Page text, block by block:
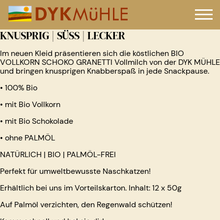
KNUSPRIG | SÜSS | LECKER
Im neuen Kleid präsentieren sich die köstlichen BIO
VOLLKORN SCHOKO GRANETTI Vollmilch von der DYK MÜHLE
und bringen knusprigen Knabberspaß in jede Snackpause.
• 100% Bio
• mit Bio Vollkorn
• mit Bio Schokolade
• ohne PALMÖL
NATÜRLICH | BIO | PALMÖL-FREI
Perfekt für umweltbewusste Naschkatzen!
Erhältlich bei uns im Vorteilskarton. Inhalt: 12 x 50g
Auf Palmöl verzichten, den Regenwald schützen!